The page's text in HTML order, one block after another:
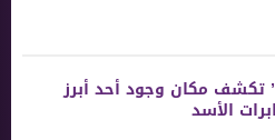
مكان وجود أحد أبرز
الأسد